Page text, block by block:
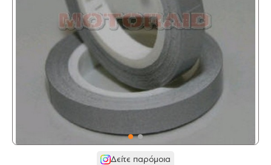
Δείτε παρόμοια